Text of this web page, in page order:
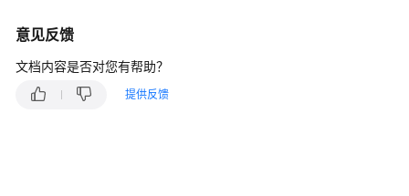
他
租
级
意见反馈
文档内容是否对您有帮助？
提供反馈